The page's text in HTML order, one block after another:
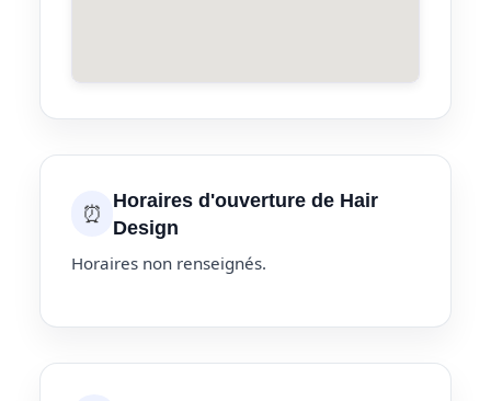
⏰
Horaires d'ouverture de Hair
Design
Horaires non renseignés.